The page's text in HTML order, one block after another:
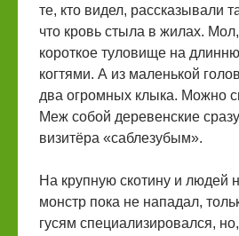
те, кто видел, рассказывали
что кровь стыла в жилах.
короткое туловище на
когтями. А из маленькой
два огромных клыка. Можно
Меж собой деревенские
визитёра «саблезубым».
На крупную скотину и людей
монстр пока не нападал,
гусям специализировался,